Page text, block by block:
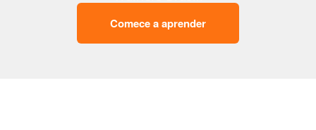
Comece a aprender